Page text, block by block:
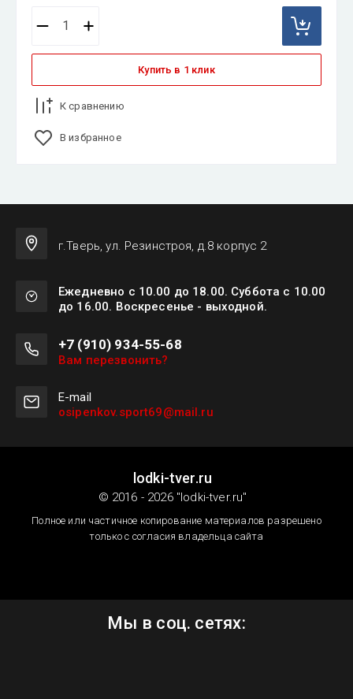
Купить в 1 клик
К сравнению
В избранное
г.Тверь, ул. Резинстроя, д.8 корпус 2
Ежедневно с 10.00 до 18.00. Суббота с 10.00
до 16.00. Воскресенье - выходной.
+7 (910) 934-55-68
Вам перезвонить?
Е-mail
osipenkov.sport69@mail.ru
lodki-tver.ru
© 2016 - 2026 "lodki-tver.ru"
Полное или частичное копирование материалов разрешено
только с согласия владельца сайта
Мы в соц. сетях: